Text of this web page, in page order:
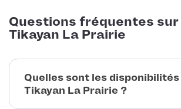
Questions fréquentes sur
Tikayan La Prairie
Quelles sont les disponibilités
Tikayan La Prairie ?